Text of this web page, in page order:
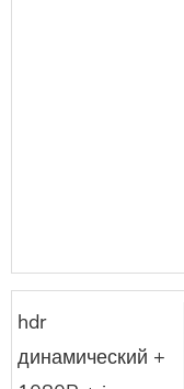
hdr
динамический +